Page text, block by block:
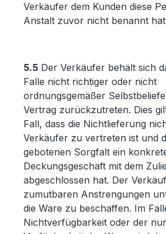
Verkäufer dem Kunden diese
Anstalt zuvor nicht benannt
5.5 Der Verkäufer behält sich
Falle nicht richtiger oder nicht
ordnungsgemäßer
Vertrag zurückzutreten. Dies
Fall, dass die Nichtlieferung
Verkäufer zu vertreten ist und
gebotenen Sorgfalt ein
Deckungsgeschäft mit dem
abgeschlossen hat. Der
zumutbaren Anstrengungen
die Ware zu beschaffen. Im
Nichtverfügbarkeit oder der